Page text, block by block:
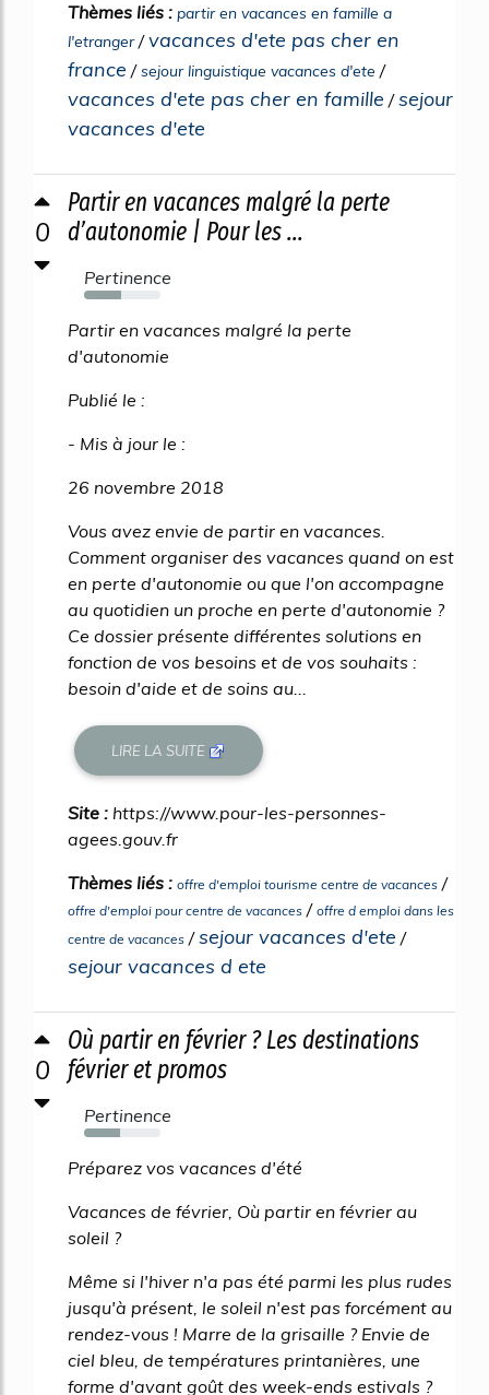
Thèmes liés : partir en vacances en famille a
l'etranger/vacances d'ete pas cher en
france /sejour linguistique vacances d'ete /
vacances d'ete pas cher en famille /sejour
vacances d'ete
0
Partir en vacances malgré la perte
d’autonomie | Pour les ...
Pertinence
48%
Partir en vacances malgré la perte
d'autonomie
Publié le :
- Mis à jour le :
26 novembre 2018
Vous avez envie de partir en vacances.
Comment organiser des vacances quand on est
en perte d'autonomie ou que l'on accompagne
au quotidien un proche en perte d'autonomie ?
Ce dossier présente différentes solutions en
fonction de vos besoins et de vos souhaits :
besoin d'aide et de soins au...
LIRE LA SUITE
Site : https://www.pour-les-personnes-
agees.gouv.fr
Thèmes liés : offre d'emploi tourisme centre de vacances /
offre d'emploi pour centre de vacances / offre d emploi dans les
centre de vacances /sejour vacances d'ete /
sejour vacances d ete
0
Où partir en février ? Les destinations
février et promos
Pertinence
47%
Préparez vos vacances d'été
Vacances de février, Où partir en février au
soleil ?
Même si l'hiver n'a pas été parmi les plus rudes
jusqu'à présent, le soleil n'est pas forcément au
rendez-vous ! Marre de la grisaille ? Envie de
ciel bleu, de températures printanières, une
forme d'avant goût des week-ends estivals ?